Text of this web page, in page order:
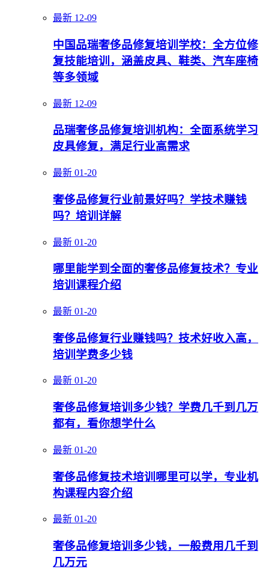
最新 12-09
中国品瑞奢侈品修复培训学校：全方位修
复技能培训，涵盖皮具、鞋类、汽车座椅
等多领域
最新 12-09
品瑞奢侈品修复培训机构：全面系统学习
皮具修复，满足行业高需求
最新 01-20
奢侈品修复行业前景好吗？学技术赚钱
吗？培训详解
最新 01-20
哪里能学到全面的奢侈品修复技术？专业
培训课程介绍
最新 01-20
奢侈品修复行业赚钱吗？技术好收入高，
培训学费多少钱
最新 01-20
奢侈品修复培训多少钱？学费几千到几万
都有，看你想学什么
最新 01-20
奢侈品修复技术培训哪里可以学，专业机
构课程内容介绍
最新 01-20
奢侈品修复培训多少钱，一般费用几千到
几万元